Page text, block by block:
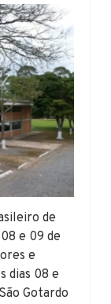
de
e 09 de
e
dias 08 e
Gotardo